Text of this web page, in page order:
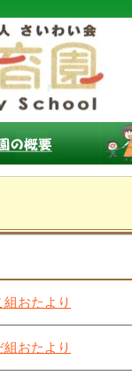
組おたより
組おたより